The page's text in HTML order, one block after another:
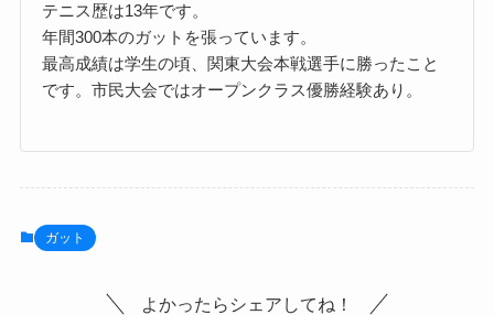
テニス歴は13年です。
年間300本のガットを張っています。
最高成績は学生の頃、関東大会本戦選手に勝ったこと
です。市民大会ではオープンクラス優勝経験あり。
ガット
よかったらシェアしてね！